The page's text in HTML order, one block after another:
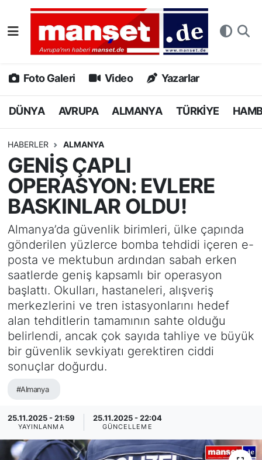
Foto Galeri Video Yazarlar
DÜNYA AVRUPA ALMANYA TÜRKİYE
HABERLER ALMANYA
GENİŞ ÇAPLI
OPERASYON: EVLERE
BASKINLAR OLDU!
Almanya’da güvenlik birimleri, ülke çapında
gönderilen yüzlerce bomba tehdidi içeren e-
posta ve mektubun ardından sabah erken
saatlerde geniş kapsamlı bir operasyon
başlattı. Okulları, hastaneleri, alışveriş
merkezlerini ve tren istasyonlarını hedef
alan tehditlerin tamamının sahte olduğu
belirlendi, ancak çok sayıda tahliye ve büyük
bir güvenlik sevkiyatı gerektiren ciddi
sonuçlar doğurdu.
#Almanya
25.11.2025 - 21:59
YAYINLANMA
25.11.2025 - 22:04
GÜNCELLEME
DÜNYA
AVRUPA
ALMANYA
HAMBURG
SPOR
DEUTSCH
EKONOMİ
SİYASET
SAĞLIK
Nöbetçi Eczaneler
Hava Durumu
Namaz Vakitleri
Puan Durumu ve Fikstür
Tüm Manşetler
Son Dakika Haberleri
Haber Arşivi